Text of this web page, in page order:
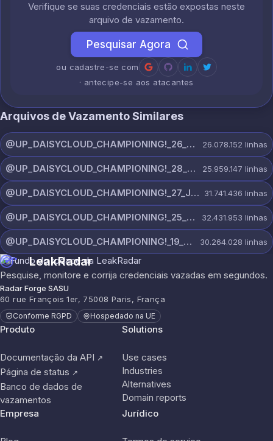
Verifique se suas credenciais estão expostas neste
arquivo de vazamento.
Pesquisar Agora
ou cadastre-se com
· antecipe-se aos atacantes
Arquivos de Vazamento Similares
@UP_DAISYCLOUD_CHAMPIONING!_26_JULY_5597_ON_CHANNEL.rar 26.078.152 linhas
@UP_DAISYCLOUD_CHAMPIONING!_28_JULY_5218_ON_CHANNEL.rar 25.959.147 linhas
@UP_DAISYCLOUD_CHAMPIONING!_27_JULY_5982_ON_CHANNEL.rar 31.741.436 linhas
@UP_DAISYCLOUD_CHAMPIONING!_25_JULY_5797_ON_CHANNEL.rar 32.431.953 linhas
@UP_DAISYCLOUD_CHAMPIONING!_19_JULY_5790_ON_CHANNEL.rar 30.264.028 linhas
LeakRadar
Pesquise, monitore e corrija credenciais vazadas em segundos.
Radar Forge SASU
60 rue François 1er, 75008 Paris, França
Conforme RGPD Hospedado na UE
Produto
Documentação da API ↗
Página de status ↗
Banco de dados de
vazamentos
Solutions
Use cases
Industries
Alternatives
Domain reports
Empresa
Jurídico